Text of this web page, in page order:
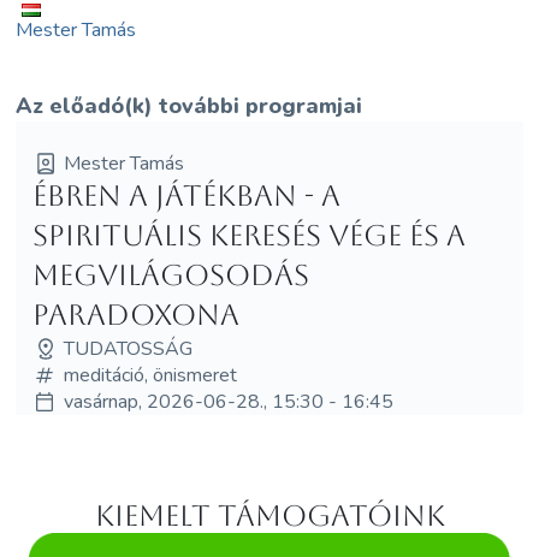
Mester Tamás
Az előadó(k) további programjai
Mester Tamás
ÉBREN A JÁTÉKBAN - A
spirituális keresés vége és a
megvilágosodás
paradoxona
TUDATOSSÁG
meditáció, önismeret
vasárnap, 2026-06-28., 15:30 - 16:45
Kiemelt támogatóink